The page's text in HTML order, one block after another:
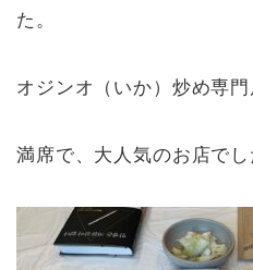
た。
オジンオ（いか）炒め専門
満席で、大人気のお店でし